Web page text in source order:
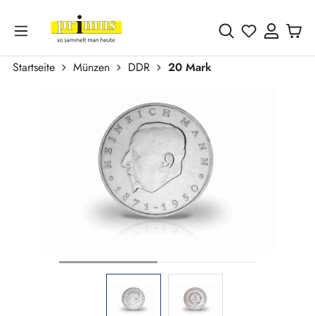
Zum Hauptinhalt springen
Du hast 0
Startseite Münzen DDR
20 Mark